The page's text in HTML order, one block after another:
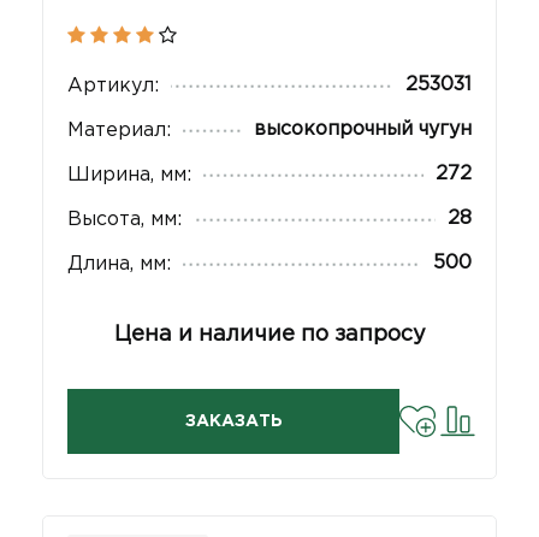
Артикул: 253031
Материал: высокопрочный чугун
Ширина, мм: 272
Высота, мм: 28
Длина, мм: 500
Цена и наличие по запросу
ЗАКАЗАТЬ